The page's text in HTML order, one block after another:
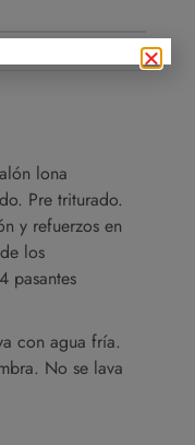
lona
Pre triturado.
y refuerzos en
los
pasantes
con agua fría.
No se lava